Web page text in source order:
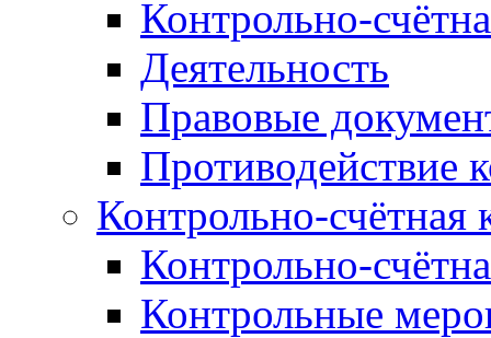
Контрольно-
Деятельность
Правовые
Противодействие
Контрольно-счётная
Контрольно-
Контрольные